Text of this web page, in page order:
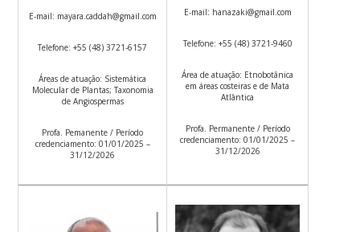
E-mail: mayara.caddah@gmail.com
Telefone: +55 (48) 3721-6157
Áreas de atuação: Sistemática
Molecular de Plantas; Taxonomia
de Angiospermas
Profa. Pemanente / Período
credenciamento: 01/01/2025 –
31/12/2026
E-mail: hanazaki@gmail.com
Telefone: +55 (48) 3721-9460
Área de atuação: Etnobotânica
em áreas costeiras e de Mata
Atlântica
Profa. Permanente / Período
credenciamento: 01/01/2025 –
31/12/2026